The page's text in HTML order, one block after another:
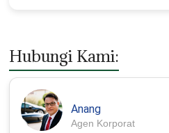
Hubungi Kami:
Anang
Agen Korporat